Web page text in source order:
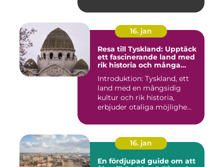
16. jan
Resa till Tyskland: Upptäck
ett fascinerande land med
rik historia och många
Introduktion: Tyskland, ett
land med en mångsidig
kultur och rik historia,
erbjuder otaliga möjlighe...
16. jan
En fördjupad guide om att